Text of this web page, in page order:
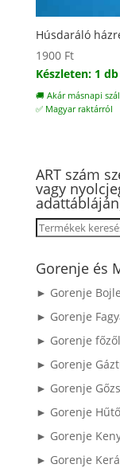
Húsdaráló
1900 Ft
Készleten: 1 db
🚚 Akár másnapi
✅ Magyar raktárról
ART szám
vagy
Keresés
következőre:
Gorenje és
► Gorenje
► Gorenje
► Gorenje
► Gorenje
► Gorenje
► Gorenje
► Gorenje
► Gorenje